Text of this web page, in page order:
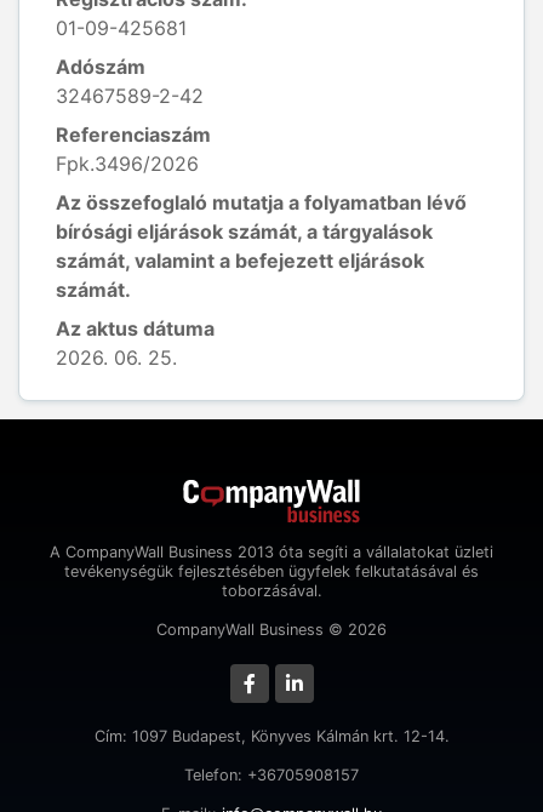
01-09-425681
Adószám
32467589-2-42
Referenciaszám
Fpk.3496/2026
Az összefoglaló mutatja a folyamatban lévő
bírósági eljárások számát, a tárgyalások
számát, valamint a befejezett eljárások
számát.
Az aktus dátuma
2026. 06. 25.
A CompanyWall Business 2013 óta segíti a vállalatokat üzleti
tevékenységük fejlesztésében ügyfelek felkutatásával és
toborzásával.
CompanyWall Business © 2026
Cím: 1097 Budapest, Könyves Kálmán krt. 12-14.
Telefon: +36705908157